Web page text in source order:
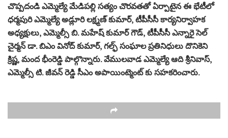
చొప్పదండి ఎమ్మెల్యే మేడిపల్లి సత్యం చొరవతతో ఏర్పాటైన ఈ భేటీలో
ధర్మపురి ఎమ్మెల్యే అడ్లూరి లక్ష్మణ్ కుమార్, టీపీసీసీ కార్యనిర్వాహక
అధ్యక్షులు, ఎమ్మెల్సీ బి. మహేష్ కుమార్ గౌడ్, టీపీసీసీ ఎన్నారై సెల్
చైర్మన్ డా. బిఎం వినోద్ కుమార్, గల్ఫ్ సంఘాల ప్రతినిధులు దొనికెని
క్రిష్ణ, మంద భీంరెడ్డి పాల్గొన్నారు. వేములవాడ ఎమ్మెల్యే ఆది శ్రీనివాస్,
ఎమ్మెల్సీ టి. జీవన్ రెడ్డి సీఎం అపాయింట్మెంట్ కు సహకరించారు.